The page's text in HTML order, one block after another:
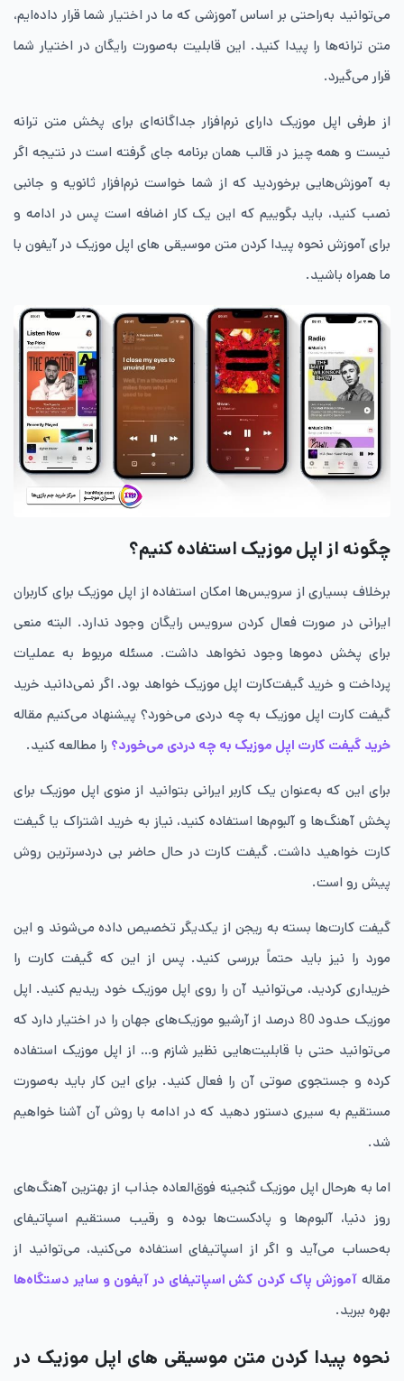
می‌توانید به‌راحتی بر اساس آموزشی که ما در اختیار شما قرار داده‌ایم،
متن ترانه‌ها را پیدا کنید. این قابلیت به‌صورت رایگان در اختیار شما
قرار می‌گیرد.
از طرفی اپل موزیک دارای نرم‌افزار جداگانه‌ای برای پخش متن ترانه
نیست و همه چیز در قالب همان برنامه جای گرفته است در نتیجه اگر
به آموزش‌هایی برخوردید که از شما خواست نرم‌افزار ثانویه و جانبی
نصب کنید، باید بگوییم که این یک کار اضافه است پس در ادامه و
برای آموزش نحوه پیدا کردن متن موسیقی های اپل موزیک در آیفون با
ما همراه باشید.
چگونه از اپل موزیک استفاده کنیم؟
برخلاف بسیاری از سرویس‌ها امکان استفاده از اپل موزیک برای کاربران
ایرانی در صورت فعال‌ کردن سرویس رایگان وجود ندارد. البته منعی
برای پخش دموها وجود نخواهد داشت. مسئله مربوط به عملیات
پرداخت و خرید گیفت‌کارت اپل موزیک خواهد بود. اگر نمی‌دانید خرید
گیفت کارت اپل موزیک به چه دردی می‌خورد؟ پیشنهاد می‌کنیم مقاله
خرید گیفت کارت اپل موزیک به چه دردی می‌خورد؟ را مطالعه کنید.
برای این که به‌عنوان یک کاربر ایرانی بتوانید از منوی اپل موزیک برای
پخش آهنگ‌ها و آلبوم‌ها استفاده کنید، نیاز به خرید اشتراک یا گیفت‌
کارت خواهید داشت. گیفت‌ کارت در حال حاضر بی‌ دردسرترین روش
پیش رو است.
گیفت‌ کارت‌ها بسته به ریجن از یکدیگر تخصیص داده می‌شوند و این
مورد را نیز باید حتماً بررسی کنید. پس از این که گیفت‌ کارت را
خریداری کردید، می‌توانید آن را روی اپل موزیک خود ریدیم کنید. اپل
موزیک حدود 80 درصد از آرشیو موزیک‌های جهان را در اختیار دارد که
می‌توانید حتی با قابلیت‌هایی نظیر شازم و… از اپل موزیک استفاده
کرده و جستجوی صوتی آن را فعال کنید. برای این کار باید به‌صورت
مستقیم به سیری دستور دهید که در ادامه با روش آن آشنا خواهیم
شد.
اما به‌ هرحال اپل موزیک گنجینه فوق‌العاده جذاب از بهترین آهنگ‌های
روز دنیا، آلبوم‌ها و پادکست‌ها بوده و رقیب مستقیم اسپاتیفای
به‌حساب می‌آید و اگر از اسپاتیفای استفاده می‌کنید، می‌توانید از
مقاله آموزش پاک کردن کش اسپاتیفای در آیفون و سایر دستگاه‌ها
بهره ببرید.
نحوه پیدا کردن متن موسیقی های اپل موزیک در